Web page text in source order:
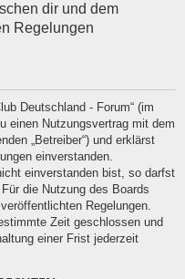
dir und dem
Regelungen
Deutschland - Forum“ (im
einen Nutzungsvertrag mit dem
„Betreiber“) und erklärst
einverstanden.
einverstanden bist, so darfst
die Nutzung des Boards
Regelungen.
Zeit geschlossen und
einer Frist jederzeit